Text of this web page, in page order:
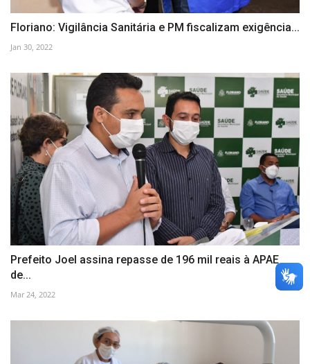
Floriano: Vigilância Sanitária e PM fiscalizam exigência...
Jan 30, 2022
Prefeito Joel assina repasse de 196 mil reais à APAE
de...
Mar 24, 2022